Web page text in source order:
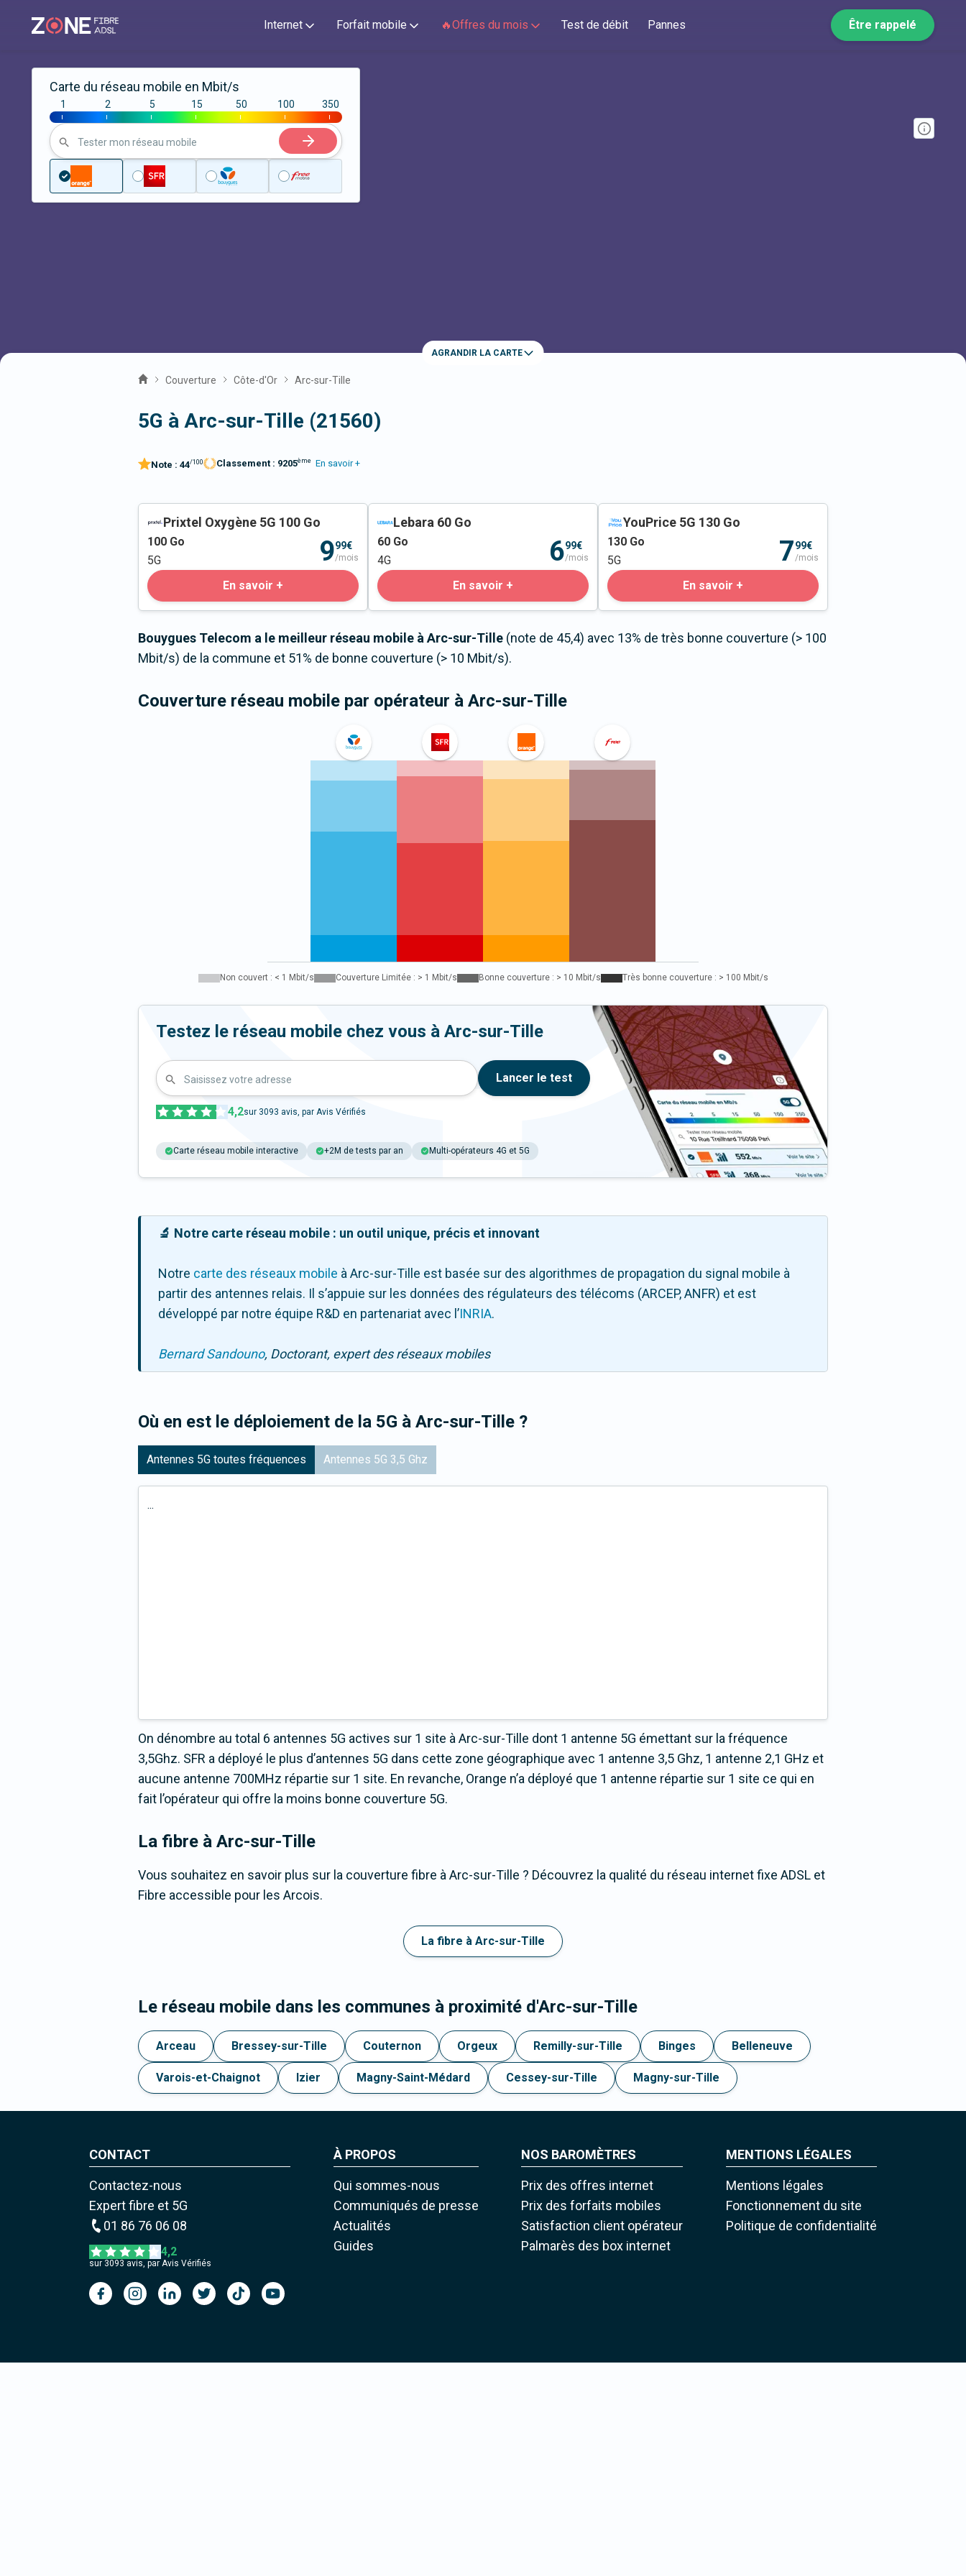
Internet Forfait mobile 🔥Offres du mois Test de débit Pannes Être rappelé
Carte du réseau mobile en Mbit/s
|
1
|
2
|
5
|
15
|
50
|
100
|
350
Tester mon réseau mobile
AGRANDIR LA CARTE
Couverture Côte-d'Or Arc-sur-Tille
5G à Arc-sur-Tille (21560)
Note : 44/100 Classement : 9205ème En savoir +
Prixtel Oxygène 5G 100 Go
100 Go
5G
999€
/mois
En savoir +
Lebara 60 Go
60 Go
4G
699€
/mois
En savoir +
YouPrice 5G 130 Go
130 Go
5G
799€
/mois
En savoir +
Bouygues Telecom a le meilleur réseau mobile à Arc-sur-Tille (note de 45,4) avec 13% de très bonne couverture (> 100
Mbit/s) de la commune et 51% de bonne couverture (> 10 Mbit/s).
Couverture réseau mobile par opérateur à Arc-sur-Tille
Non couvert : < 1 Mbit/s Couverture Limitée : > 1 Mbit/s Bonne couverture : > 10 Mbit/s Très bonne couverture : > 100 Mbit/s
Testez le réseau mobile chez vous à Arc-sur-Tille
Saisissez votre adresse Lancer le test
4,2sur 3093 avis, par Avis Vérifiés
Carte réseau mobile interactive +2M de tests par an Multi-opérateurs 4G et 5G
🔬 Notre carte réseau mobile : un outil unique, précis et innovant
Notre carte des réseaux mobile à Arc-sur-Tille est basée sur des algorithmes de propagation du signal mobile à
partir des antennes relais. Il s’appuie sur les données des régulateurs des télécoms (ARCEP, ANFR) et est
développé par notre équipe R&D en partenariat avec l ’INRIA.
Bernard Sandouno, Doctorant, expert des réseaux mobiles
Où en est le déploiement de la 5G à Arc-sur-Tille ?
Antennes 5G toutes fréquences Antennes 5G 3,5 Ghz
...
On dénombre au total 6 antennes 5G actives sur 1 site à Arc-sur-Tille dont 1 antenne 5G émettant sur la fréquence
3,5Ghz. SFR a déployé le plus d’antennes 5G dans cette zone géographique avec 1 antenne 3,5 Ghz, 1 antenne 2,1 GHz et
aucune antenne 700MHz répartie sur 1 site. En revanche, Orange n’a déployé que 1 antenne répartie sur 1 site ce qui en
fait l’opérateur qui offre la moins bonne couverture 5G.
La fibre à Arc-sur-Tille
Vous souhaitez en savoir plus sur la couverture fibre à Arc-sur-Tille ? Découvrez la qualité du réseau internet fixe ADSL et
Fibre accessible pour les Arcois.
La fibre à Arc-sur-Tille
Le réseau mobile dans les communes à proximité d'Arc-sur-Tille
Arceau Bressey-sur-Tille Couternon Orgeux Remilly-sur-Tille Binges Belleneuve
Varois-et-Chaignot Izier Magny-Saint-Médard Cessey-sur-Tille Magny-sur-Tille
CONTACT
Contactez-nous
Expert fibre et 5G
01 86 76 06 08
4,2
sur 3093 avis, par Avis Vérifiés
À PROPOS
Qui sommes-nous
Communiqués de presse
Actualités
Guides
NOS BAROMÈTRES
Prix des offres internet
Prix des forfaits mobiles
Satisfaction client opérateur
Palmarès des box internet
MENTIONS LÉGALES
Mentions légales
Fonctionnement du site
Politique de confidentialité